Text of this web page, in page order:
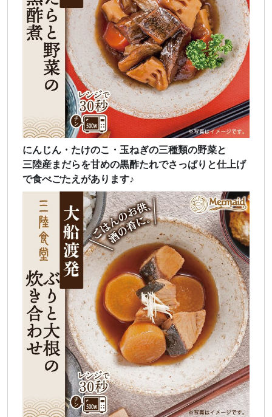
にんじん・たけのこ・玉ねぎの三種類の野菜と
三陸産まだらを甘めの黒酢たれでさっぱりと仕上げ
で食べごたえがあります♪